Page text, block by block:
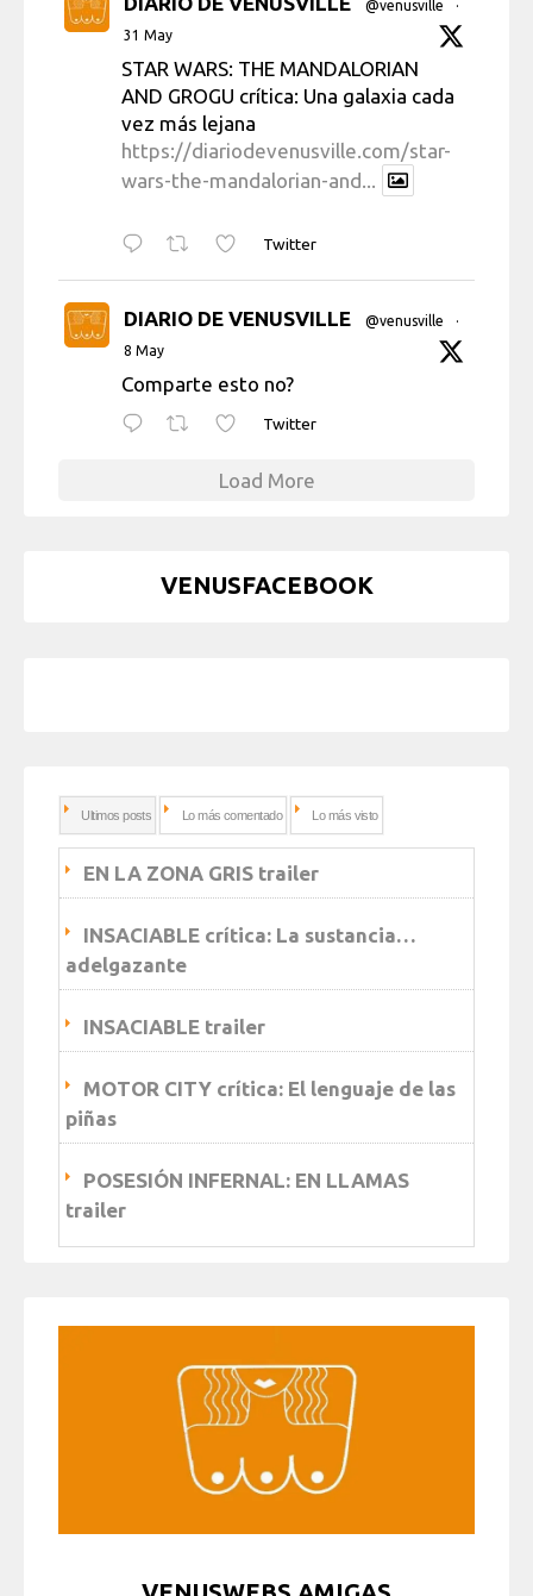
@venusville
·
31 May
STAR WARS: THE MANDALORIAN
AND GROGU crítica: Una galaxia cada
vez más lejana
https://diariodevenusville.com/star-
wars-the-mandalorian-and...
Twitter
DIARIO DE VENUSVILLE @venusville
·
8 May
Comparte esto no?
Twitter
Load More
VENUSFACEBOOK
Ultimos posts Lo más comentado Lo más visto
EN LA ZONA GRIS trailer
INSACIABLE crítica: La sustancia…
adelgazante
INSACIABLE trailer
MOTOR CITY crítica: El lenguaje de las
piñas
POSESIÓN INFERNAL: EN LLAMAS
trailer